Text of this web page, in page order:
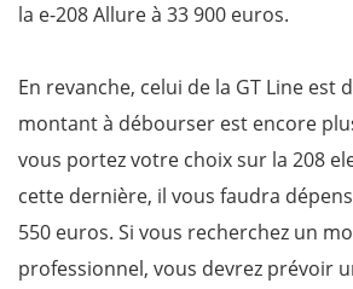
la e-208 Allure à 33 900 euros.
En revanche, celui de la GT Line est
montant à débourser est encore
vous portez votre choix sur la 208
cette dernière, il vous faudra
550 euros. Si vous recherchez un
professionnel, vous devrez prévoir